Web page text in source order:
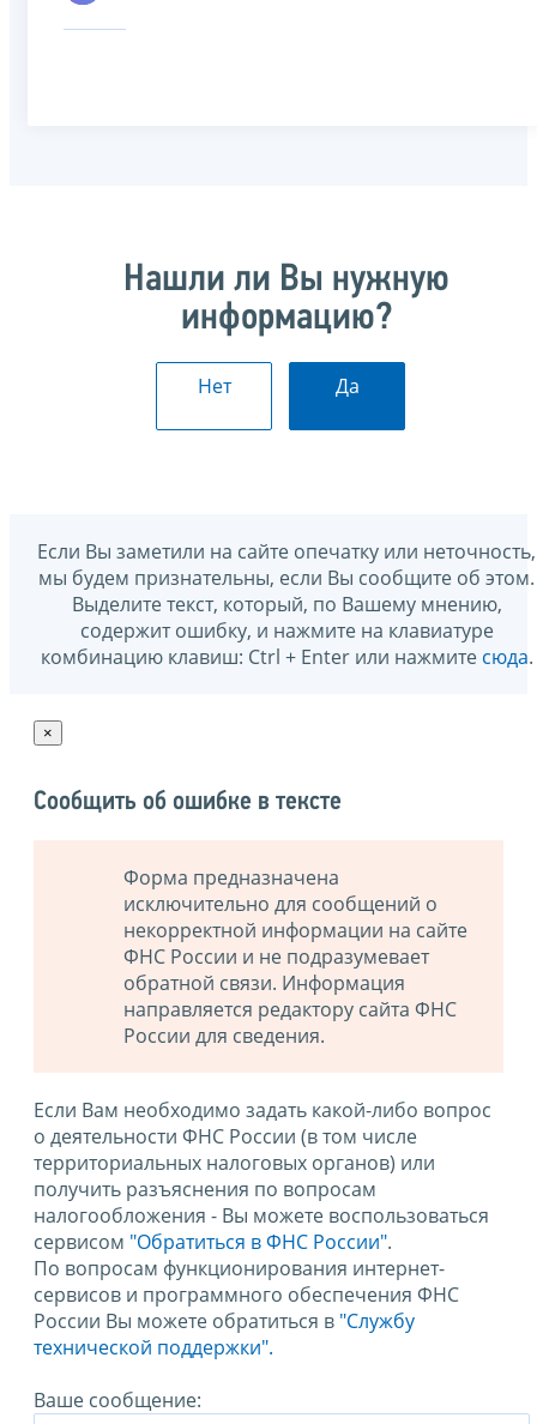
Нашли ли Вы нужную
информацию?
Нет Да
Если Вы заметили на сайте опечатку или неточность,
мы будем признательны, если Вы сообщите об этом.
Выделите текст, который, по Вашему мнению,
содержит ошибку, и нажмите на клавиатуре
комбинацию клавиш: Ctrl + Enter или нажмите сюда.
×
Сообщить об ошибке в тексте
Форма предназначена
исключительно для сообщений о
некорректной информации на сайте
ФНС России и не подразумевает
обратной связи. Информация
направляется редактору сайта ФНС
России для сведения.
Если Вам необходимо задать какой-либо вопрос
о деятельности ФНС России (в том числе
территориальных налоговых органов) или
получить разъяснения по вопросам
налогообложения - Вы можете воспользоваться
сервисом "Обратиться в ФНС России".
По вопросам функционирования интернет-
сервисов и программного обеспечения ФНС
России Вы можете обратиться в "Службу
технической поддержки".
Ваше сообщение: